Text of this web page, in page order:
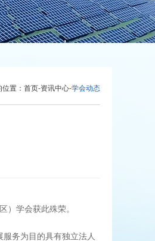
置： 首页-资讯中心-学会动态
）学会获此殊荣。
务为目的具有独立法人